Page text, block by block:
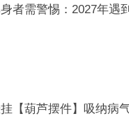
者需警惕：2027年遇
【葫芦摆件】吸纳病